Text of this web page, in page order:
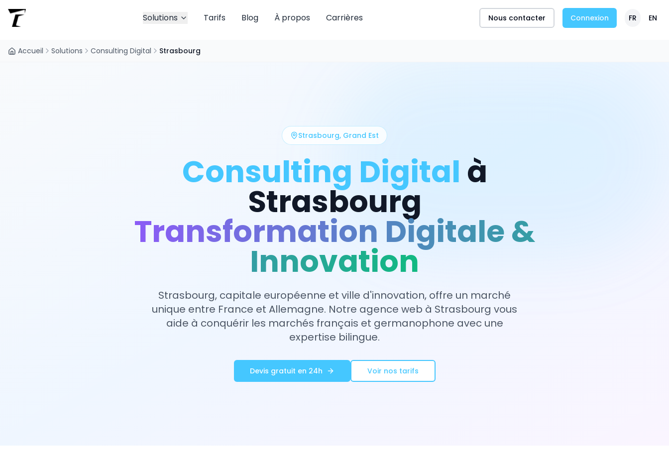
Solutions Tarifs Blog À propos Carrières Nous contacter Connexion FR EN
Accueil Solutions Consulting Digital Strasbourg
Strasbourg, Grand Est
Consulting Digital à
Strasbourg
Transformation Digitale &
Innovation
Strasbourg, capitale européenne et ville d'innovation, offre un marché
unique entre France et Allemagne. Notre agence web à Strasbourg vous
aide à conquérir les marchés français et germanophone avec une
expertise bilingue.
Devis gratuit en 24h Voir nos tarifs